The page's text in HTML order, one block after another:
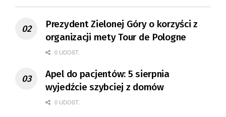
Prezydent Zielonej Góry o korzyści z
organizacji mety Tour de Pologne
0 UDOST.
Apel do pacjentów: 5 sierpnia
wyjedźcie szybciej z domów
0 UDOST.